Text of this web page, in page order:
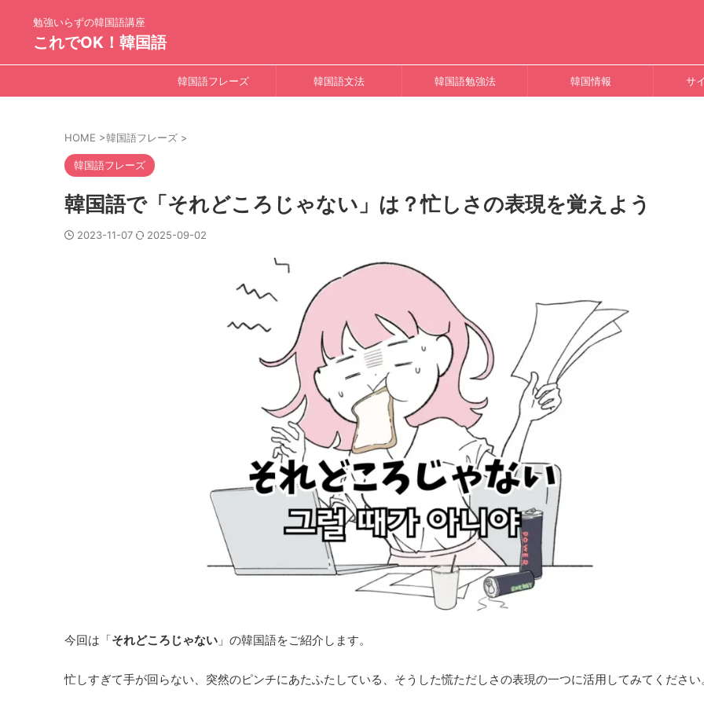
勉強いらずの韓国語講座
これでOK！韓国語
韓国語フレーズ 韓国語文法 韓国語勉強法 韓国情報 サ
HOME >韓国語フレーズ >
韓国語フレーズ
韓国語で「それどころじゃない」は？忙しさの表現を覚えよう
2023-11-07 2025-09-02
今回は「それどころじゃない 」の韓国語をご紹介します。
忙しすぎて手が回らない、突然のピンチにあたふたしている、そうした慌ただしさの表現の一つに活用してみてください